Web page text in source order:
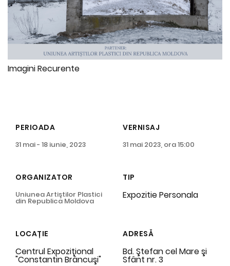
Imagini Recurente
PERIOADA
31 mai - 18 iunie, 2023
VERNISAJ
31 mai 2023, ora 15:00
ORGANIZATOR
Uniunea Artiştilor Plastici
din Republica Moldova
TIP
Expozitie Personala
LOCAȚIE
Centrul Expoziţional
"Constantin Brâncuşi"
ADRESĂ
Bd. Ştefan cel Mare şi
Sfânt nr. 3